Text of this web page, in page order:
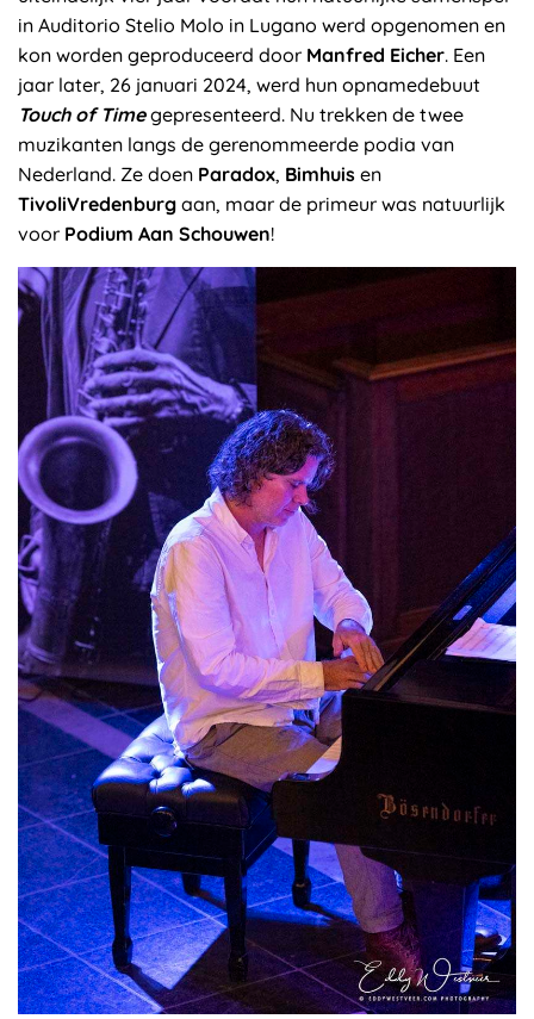
in Auditorio Stelio Molo in Lugano werd opgenomen en
kon worden geproduceerd door Manfred Eicher. Een
jaar later, 26 januari 2024, werd hun opnamedebuut
Touch of Timegepresenteerd. Nu trekken de twee
muzikanten langs de gerenommeerde podia van
Nederland. Ze doen Paradox, Bimhuis en
TivoliVredenburg aan, maar de primeur was natuurlijk
voor Podium Aan Schouwen!